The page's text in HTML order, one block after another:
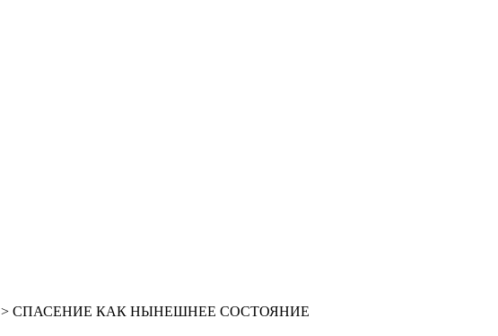
> СПАСЕНИЕ КАК НЫНЕШНЕЕ СОСТОЯНИЕ